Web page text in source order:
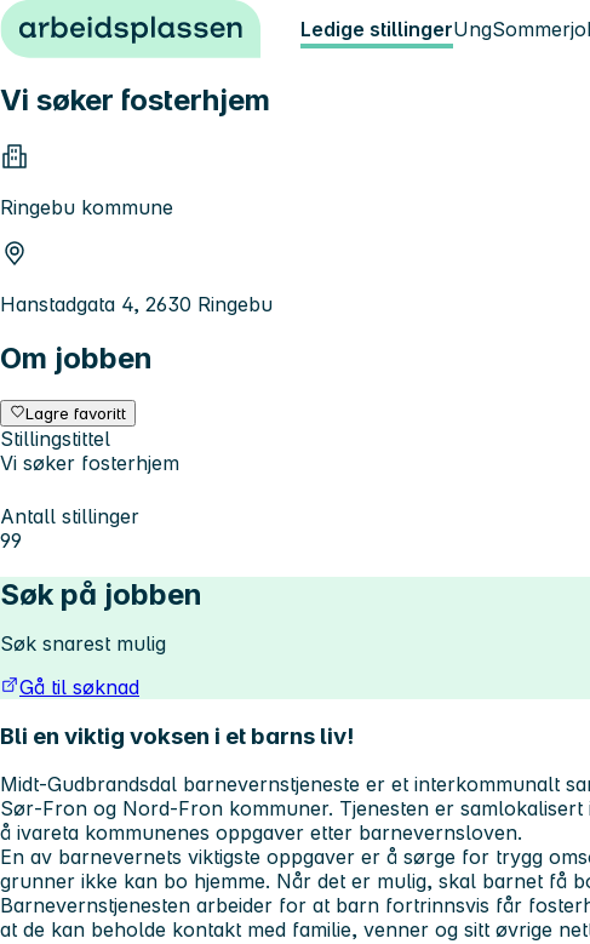
Hopp til innhold Ledige stillingerUng
Vi søker fosterhjem
Ringebu kommune
Hanstadgata 4, 2630 Ringebu
Om jobben
Lagre favoritt
Stillingstittel
Vi søker fosterhjem
Antall stillinger
99
Søk på jobben
Søk snarest mulig
Gå til søknad
Bli en viktig voksen i et barns liv!
Midt‑Gudbrandsdal barnevernstjeneste er et interkommunalt
Sør‑Fron og Nord‑Fron kommuner. Tjenesten er
å ivareta kommunenes oppgaver etter barnevernsloven.
En av barnevernets viktigste oppgaver er å sørge for trygg
grunner ikke kan bo hjemme. Når det er mulig, skal barnet få
Barnevernstjenesten arbeider for at barn fortrinnsvis får
at de kan beholde kontakt med familie, venner og sitt øvrige